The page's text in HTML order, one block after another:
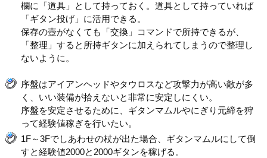
欄に「道具」として持っておく。道具として持っていれば
「ギタン投げ」に活用できる。
保存の壺がなくても「交換」コマンドで所持できるが、
「整理」すると所持ギタンに加えられてしまうので整理し
ないように。
序盤はアイアンヘッドやタウロスなど攻撃力が高い敵が多
く、いい装備が拾えないと非常に安定しにくい。
序盤を安定させるために、ギタンマムルやにぎり元締を狩
って経験値稼ぎを行いたい。
1F～3Fでしあわせの杖が出た場合、ギタンマムルにして倒
すと経験値2000と2000ギタンを稼げる。